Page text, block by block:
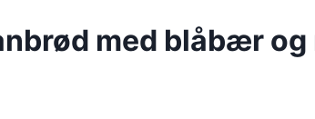
med blåbær og